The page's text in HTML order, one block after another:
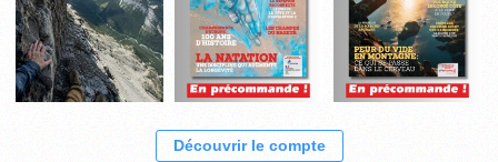
Découvrir le compte